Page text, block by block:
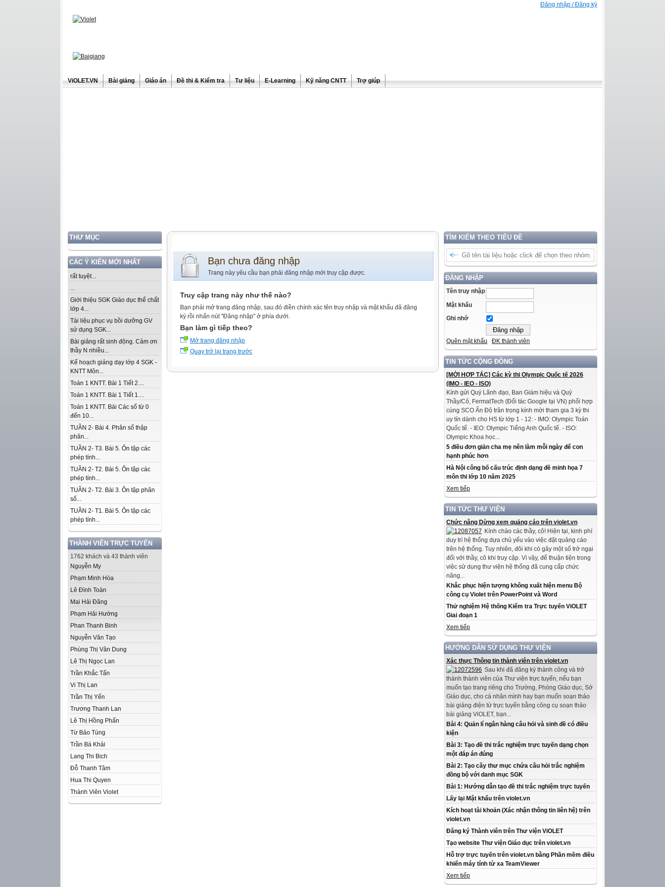
Đăng nhập / Đăng ký
ViOLET.VN Bài giảng Giáo án Đề thi & Kiểm tra Tư liệu E-Learning Kỹ năng CNTT Trợ giúp
THƯ MỤC
CÁC Ý KIẾN MỚI NHẤT
rất tuyệt...
...
Giới thiệu SGK Giáo dục thể chất
lớp 4...
Tài liệu phục vụ bồi dưỡng GV
sử dụng SGK...
Bài giảng rất sinh động. Cảm ơn
thầy N nhiều...
Kế hoạch giảng dạy lớp 4 SGK -
KNTT Môn...
Toán 1 KNTT. Bài 1 Tiết 2....
Toán 1 KNTT. Bài 1 Tiết 1....
Toán 1 KNTT. Bài Các số từ 0
đến 10...
TUẦN 2- Bài 4. Phân số thập
phân...
TUẦN 2- T3. Bài 5. Ôn tập các
phép tính...
TUẦN 2- T2. Bài 5. Ôn tập các
phép tính...
TUẦN 2- T2. Bài 3. Ôn tập phân
số...
TUẦN 2- T1. Bài 5. Ôn tập các
phép tính...
THÀNH VIÊN TRỰC TUYẾN
1762 khách và 43 thành viên
Nguyễn My
Phạm Minh Hòa
Lê Đình Toàn
Mai Hải Đăng
Phạm Hải Hường
Phan Thanh Binh
Nguyễn Văn Tạo
Phùng Thị Vân Dung
Lê Thị Ngọc Lan
Trần Khắc Tấn
Vi Thị Lan
Trần Thị Yến
Trương Thanh Lan
Lê Thị Hồng Phấn
Từ Bảo Tùng
Trần Bá Khải
Lang Thi Bich
Đỗ Thanh Tâm
Hua Thi Quyen
Thành Viên Violet
TÌM KIẾM THEO TIÊU ĐỀ
ĐĂNG NHẬP
Tên truy nhập
Mật khẩu
Ghi nhớ
Quên mật khẩu ĐK thành viên
TIN TỨC CỘNG ĐỒNG
[MỜI HỢP TÁC] Các kỳ thi Olympic Quốc tế 2026
(IMO - IEO - ISO)
Kính gửi Quý Lãnh đạo, Ban Giám hiệu và Quý
Thầy/Cô, FermatTech (Đối tác Google tại VN) phối hợp
cùng SCO Ấn Độ trân trọng kính mời tham gia 3 kỳ thi
uy tín dành cho HS từ lớp 1 - 12: - IMO: Olympic Toán
Quốc tế. - IEO: Olympic Tiếng Anh Quốc tế. - ISO:
Olympic Khoa học...
5 điều đơn giản cha mẹ nên làm mỗi ngày để con
hạnh phúc hơn
Hà Nội công bố cấu trúc định dạng đề minh họa 7
môn thi lớp 10 năm 2025
Xem tiếp
TIN TỨC THƯ VIỆN
Chức năng Dừng xem quảng cáo trên violet.vn
Kính chào các thầy, cô! Hiện tại, kinh phí
duy trì hệ thống dựa chủ yếu vào việc đặt quảng cáo
trên hệ thống. Tuy nhiên, đôi khi có gây một số trở ngại
đối với thầy, cô khi truy cập. Vì vậy, để thuận tiện trong
việc sử dụng thư viện hệ thống đã cung cấp chức
năng...
Khắc phục hiện tượng không xuất hiện menu Bộ
công cụ Violet trên PowerPoint và Word
Thử nghiệm Hệ thống Kiểm tra Trực tuyến ViOLET
Giai đoạn 1
Xem tiếp
HƯỚNG DẪN SỬ DỤNG THƯ VIỆN
Xác thực Thông tin thành viên trên violet.vn
Sau khi đã đăng ký thành công và trở
thành thành viên của Thư viện trực tuyến, nếu bạn
muốn tạo trang riêng cho Trường, Phòng Giáo dục, Sở
Giáo dục, cho cá nhân mình hay bạn muốn soạn thảo
bài giảng điện tử trực tuyến bằng công cụ soạn thảo
bài giảng ViOLET, bạn...
Bài 4: Quản lí ngân hàng câu hỏi và sinh đề có điều
kiện
Bài 3: Tạo đề thi trắc nghiệm trực tuyến dạng chọn
một đáp án đúng
Bài 2: Tạo cây thư mục chứa câu hỏi trắc nghiệm
đồng bộ với danh mục SGK
Bài 1: Hướng dẫn tạo đề thi trắc nghiệm trực tuyến
Lấy lại Mật khẩu trên violet.vn
Kích hoạt tài khoản (Xác nhận thông tin liên hệ) trên
violet.vn
Đăng ký Thành viên trên Thư viện ViOLET
Tạo website Thư viện Giáo dục trên violet.vn
Hỗ trợ trực tuyến trên violet.vn bằng Phần mềm điều
khiển máy tính từ xa TeamViewer
Xem tiếp
Bạn chưa đăng nhập
Trang này yêu cầu bạn phải đăng nhập mới truy cập được.
Truy cập trang này như thế nào?
Bạn phải mở trang đăng nhập, sau đó điền chính xác tên truy nhập và mật khẩu đã đăng
ký rồi nhấn nút "Đăng nhập" ở phía dưới.
Bạn làm gì tiếp theo?
Mở trang đăng nhập
Quay trở lại trang trước